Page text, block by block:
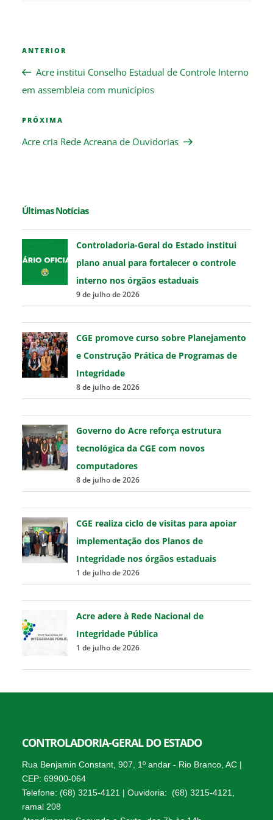
de
Post
Previous
Post
ANTERIOR
Acre institui Conselho Estadual de Controle Interno
em assembleia com municípios
Next
Post
PRÓXIMA
Acre cria Rede Acreana de Ouvidorias
Últimas Notícias
Controladoria-Geral do Estado institui
plano anual para fortalecer o controle
interno nos órgãos estaduais
9 de julho de 2026
CGE promove curso sobre Planejamento
e Construção Prática de Programas de
Integridade
8 de julho de 2026
Governo do Acre reforça estrutura
tecnológica da CGE com novos
computadores
8 de julho de 2026
CGE realiza ciclo de visitas para apoiar
implementação dos Planos de
Integridade nos órgãos estaduais
1 de julho de 2026
Acre adere à Rede Nacional de
Integridade Pública
1 de julho de 2026
CONTROLADORIA-GERAL DO ESTADO
Rua Benjamin Constant, 907, 1º andar - Rio Branco, AC |
CEP: 69900-064
Telefone: (68) 3215-4121 | Ouvidoria: (68) 3215-4121,
ramal 208